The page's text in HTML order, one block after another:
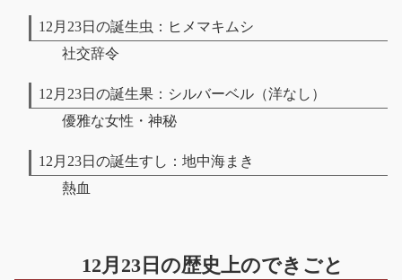
12月23日の誕生虫：ヒメマキムシ
社交辞令
12月23日の誕生果：シルバーベル（洋なし）
優雅な女性・神秘
12月23日の誕生すし：地中海まき
熱血
12月23日の歴史上のできごと